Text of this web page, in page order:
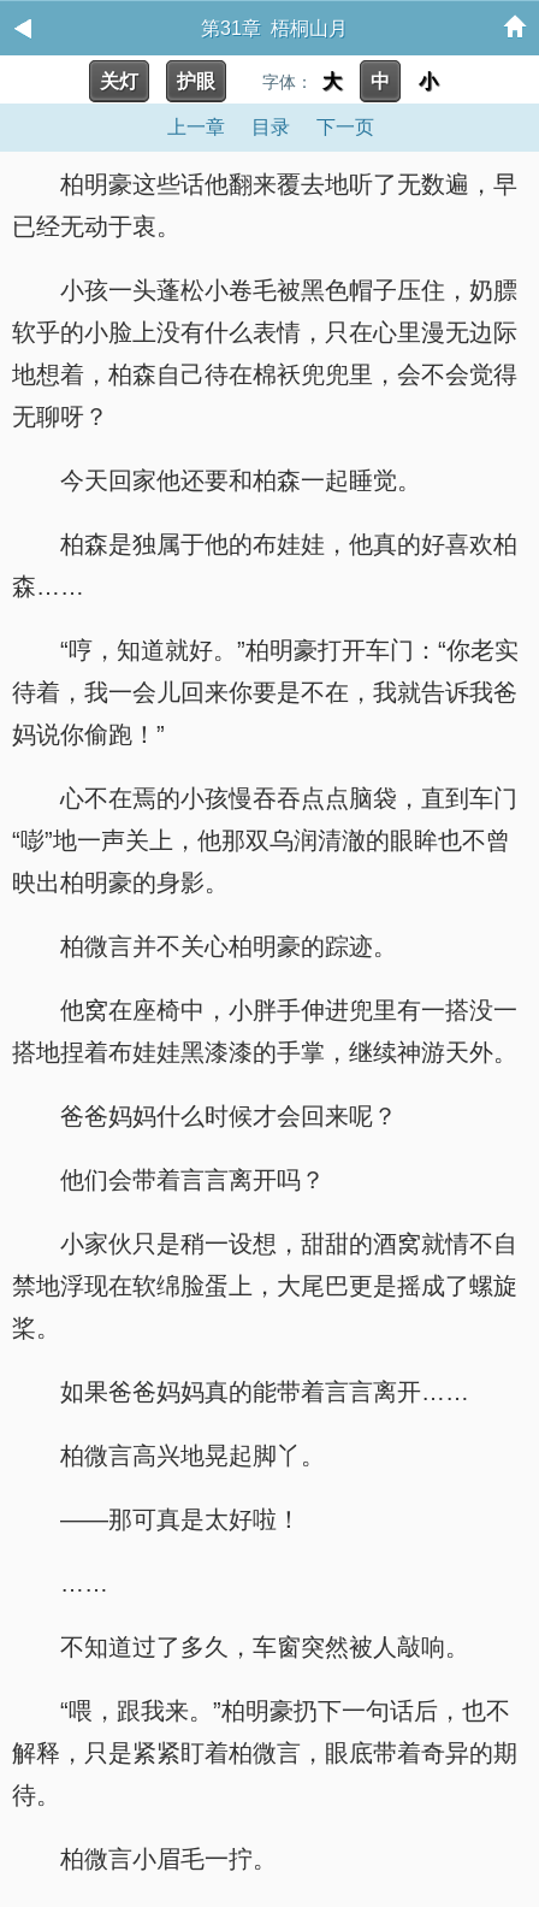
第31章 梧桐山月
关灯 护眼 字体： 大 中 小
上一章 目录 下一页
柏明豪这些话他翻来覆去地听了无数遍，早
已经无动于衷。
小孩一头蓬松小卷毛被黑色帽子压住，奶膘
软乎的小脸上没有什么表情，只在心里漫无边际
地想着，柏森自己待在棉袄兜兜里，会不会觉得
无聊呀？
今天回家他还要和柏森一起睡觉。
柏森是独属于他的布娃娃，他真的好喜欢柏
森……
“哼，知道就好。”柏明豪打开车门：“你老实
待着，我一会儿回来你要是不在，我就告诉我爸
妈说你偷跑！”
心不在焉的小孩慢吞吞点点脑袋，直到车门
“嘭”地一声关上，他那双乌润清澈的眼眸也不曾
映出柏明豪的身影。
柏微言并不关心柏明豪的踪迹。
他窝在座椅中，小胖手伸进兜里有一搭没一
搭地捏着布娃娃黑漆漆的手掌，继续神游天外。
爸爸妈妈什么时候才会回来呢？
他们会带着言言离开吗？
小家伙只是稍一设想，甜甜的酒窝就情不自
禁地浮现在软绵脸蛋上，大尾巴更是摇成了螺旋
桨。
如果爸爸妈妈真的能带着言言离开……
柏微言高兴地晃起脚丫。
——那可真是太好啦！
……
不知道过了多久，车窗突然被人敲响。
“喂，跟我来。”柏明豪扔下一句话后，也不
解释，只是紧紧盯着柏微言，眼底带着奇异的期
待。
柏微言小眉毛一拧。